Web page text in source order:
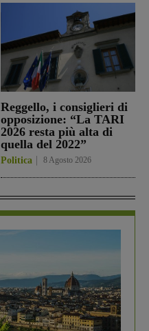
Reggello, i consiglieri di
opposizione: “La TARI
2026 resta più alta di
quella del 2022”
Politica 8 Agosto 2026